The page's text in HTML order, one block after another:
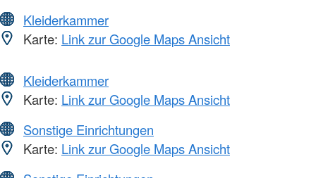
Kleiderkammer
Karte: Link zur Google Maps Ansicht
Kleiderkammer
Karte: Link zur Google Maps Ansicht
Sonstige Einrichtungen
Karte: Link zur Google Maps Ansicht